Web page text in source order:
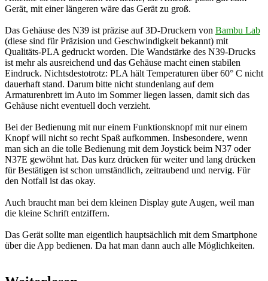
Gerät, mit einer längeren wäre das Gerät zu groß.
Das Gehäuse des N39 ist präzise auf 3D-Druckern von Bambu Lab
(diese sind für Präzision und Geschwindigkeit bekannt) mit
Qualitäts-PLA gedruckt worden. Die Wandstärke des N39-Drucks
ist mehr als ausreichend und das Gehäuse macht einen stabilen
Eindruck. Nichtsdestotrotz: PLA hält Temperaturen über 60° C nicht
dauerhaft stand. Darum bitte nicht stundenlang auf dem
Armaturenbrett im Auto im Sommer liegen lassen, damit sich das
Gehäuse nicht eventuell doch verzieht.
Bei der Bedienung mit nur einem Funktionsknopf mit nur einem
Knopf will nicht so recht Spaß aufkommen. Insbesondere, wenn
man sich an die tolle Bedienung mit dem Joystick beim N37 oder
N37E gewöhnt hat. Das kurz drücken für weiter und lang drücken
für Bestätigen ist schon umständlich, zeitraubend und nervig. Für
den Notfall ist das okay.
Auch braucht man bei dem kleinen Display gute Augen, weil man
die kleine Schrift entziffern.
Das Gerät sollte man eigentlich hauptsächlich mit dem Smartphone
über die App bedienen. Da hat man dann auch alle Möglichkeiten.